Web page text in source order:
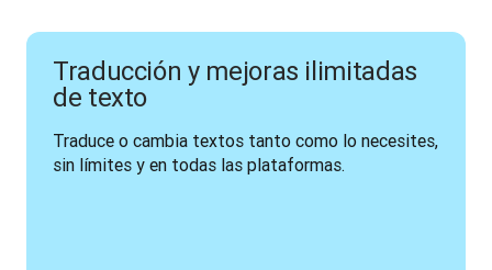
Traducción y mejoras ilimitadas
de texto
Traduce o cambia textos tanto como lo necesites,
sin límites y en todas las plataformas.